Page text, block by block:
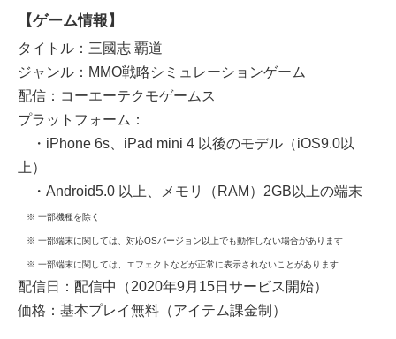
【ゲーム情報】
タイトル：三國志 覇道
ジャンル：MMO戦略シミュレーションゲーム
配信：コーエーテクモゲームス
プラットフォーム：
・iPhone 6s、iPad mini 4 以後のモデル（iOS9.0以
上）
・Android5.0 以上、メモリ（RAM）2GB以上の端末
※ 一部機種を除く
※ 一部端末に関しては、対応OSバージョン以上でも動作しない場合があります
※ 一部端末に関しては、エフェクトなどが正常に表示されないことがあります
配信日：配信中（2020年9月15日サービス開始）
価格：基本プレイ無料（アイテム課金制）